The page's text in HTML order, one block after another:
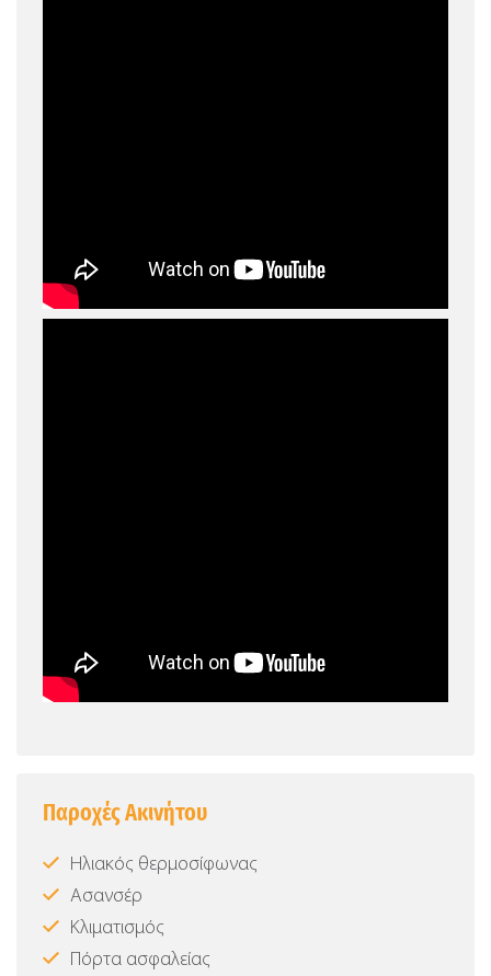
Παροχές Ακινήτου
Ηλιακός θερμοσίφωνας
Ασανσέρ
Κλιματισμός
Πόρτα ασφαλείας